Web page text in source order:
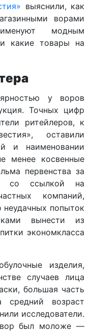
выяснили, как
ворами
модным
какие товары на
у воров
Точных цифр
ритейлеров, к
оставили
и наименовании
менее косвенные
первенства за
со ссылкой на
компаний,
попыток
вынести из
экономкласса
изделия,
случаев лица
большая часть
возраст
исследователи.
вор был моложе —